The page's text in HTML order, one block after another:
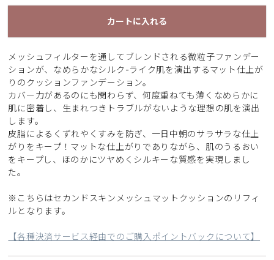
カートに入れる
メッシュフィルターを通してブレンドされる微粒子ファンデー
ションが、なめらかなシルク-ライク肌を演出するマット仕上が
りのクッションファンデーション。
カバー力があるのにも関わらず、何度重ねても薄くなめらかに
肌に密着し、生まれつきトラブルがないような理想の肌を演出
します。
皮脂によるくずれやくすみを防ぎ、一日中朝のサラサラな仕上
がりをキープ！マットな仕上がりでありながら、肌のうるおい
をキープし、ほのかにツヤめくシルキーな質感を実現しまし
た。
※こちらはセカンドスキンメッシュマットクッションのリフィ
ルとなります。
【各種決済サービス経由でのご購入ポイントバックについて】